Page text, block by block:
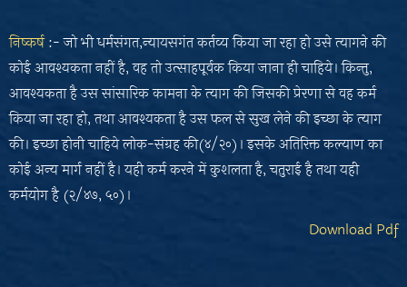
निष्कर्ष:- जो भी धर्मसंगत,न्यायसगंत कर्तव्य किया जा रहा हो उसे त्यागने की
कोई आवश्यकता नहीं है, वह तो उत्साहपूर्वक किया जाना ही चाहिये। किन्तु,
आवश्यकता है उस सांसारिक कामना के त्याग की जिसकी प्रेरणा से वह कर्म
किया जा रहा हो, तथा आवश्यकता है उस फल से सुख लेने की इच्छा के त्याग
की। इच्छा होनी चाहिये लोक-संग्रह की(४/२०)। इसके अतिरिक्त कल्याण का
कोई अन्य मार्ग नहीं है। यही कर्म करने में कुशलता है, चतुराई है तथा यही
कर्मयोग है (२/४७, ५०)।
Download Pdf